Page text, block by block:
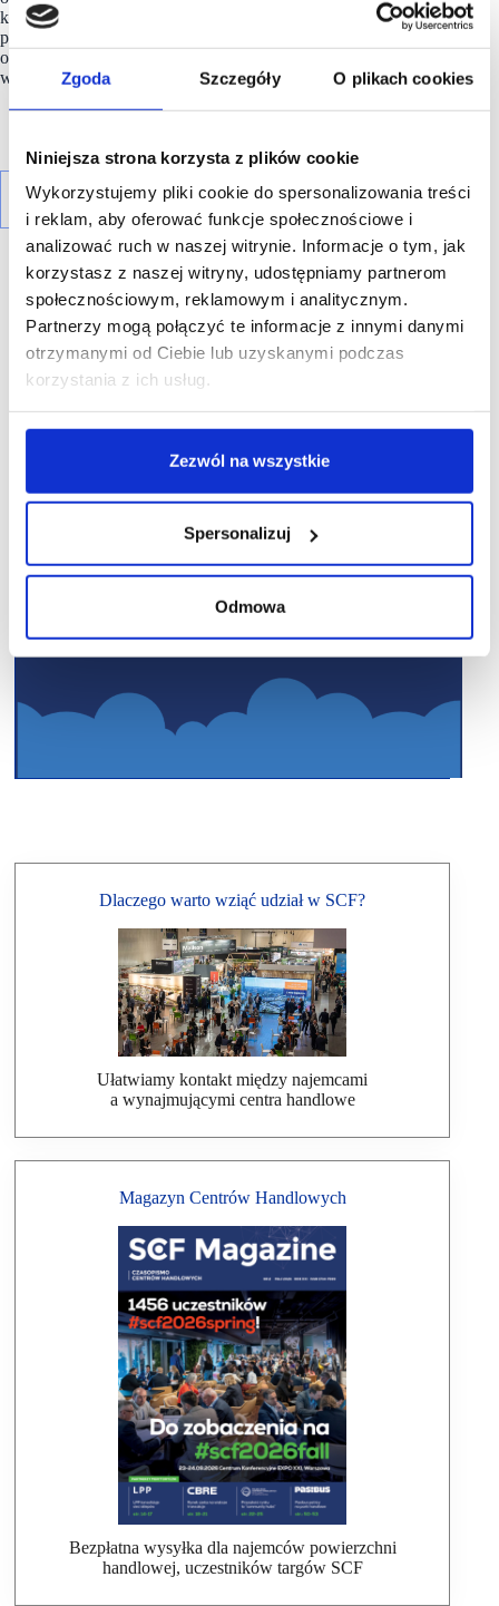
Zgoda Szczegóły O plikach cookies
Niniejsza strona korzysta z plików cookie
Wykorzystujemy pliki cookie do spersonalizowania treści
i reklam, aby oferować funkcje społecznościowe i
analizować ruch w naszej witrynie. Informacje o tym, jak
korzystasz z naszej witryny, udostępniamy partnerom
społecznościowym, reklamowym i analitycznym.
Partnerzy mogą połączyć te informacje z innymi danymi
otrzymanymi od Ciebie lub uzyskanymi podczas
korzystania z ich usług.
Zezwól na wszystkie
Spersonalizuj
Odmowa
konsekwentnie realizuje ambitny plan rozwoju w Polsce,
prowadząc szereg projektów związanych z planowaniem
otwarć nowych inwestycji handlowych pod marką BIG
w całym kraju.
R E K L A M A
Dlaczego warto wziąć udział w SCF?
Ułatwiamy kontakt między najemcami
a wynajmującymi centra handlowe
Magazyn Centrów Handlowych
Bezpłatna wysyłka dla najemców powierzchni
handlowej, uczestników targów SCF